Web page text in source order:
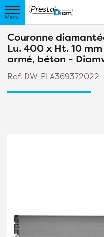
Couronne
Lu. 400 x Ht. 10
armé, béton -
Ref. DW-PLA369372022